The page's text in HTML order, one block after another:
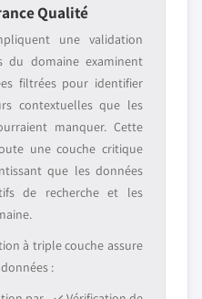
Qualité
une validation
du domaine examinent
filtrées pour identifier
contextuelles que les
manquer. Cette
une couche critique
que les données
de recherche et les
à triple couche assure
: